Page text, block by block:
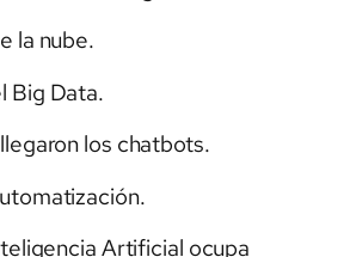
la nube.
Big Data.
los chatbots.
Artificial ocupa